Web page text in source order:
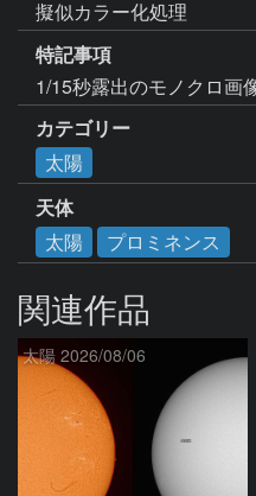
擬似カラー化処理
特記事項
1/15秒露出のモノクロ画
カテゴリー
太陽
天体
太陽
プロミネンス
関連作品
太陽 2026/08/06